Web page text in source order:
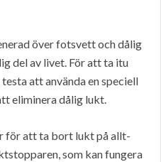
över fotsvett och dålig
del av livet. För att ta itu
att använda en speciell
eliminera dålig lukt.
för att ta bort lukt på allt-
som kan fungera